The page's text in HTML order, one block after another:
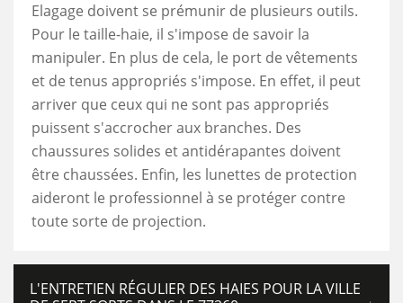
Elagage doivent se prémunir de plusieurs outils.
Pour le taille-haie, il s'impose de savoir la
manipuler. En plus de cela, le port de vêtements
et de tenus appropriés s'impose. En effet, il peut
arriver que ceux qui ne sont pas appropriés
puissent s'accrocher aux branches. Des
chaussures solides et antidérapantes doivent
être chaussées. Enfin, les lunettes de protection
aideront le professionnel à se protéger contre
toute sorte de projection.
L'ENTRETIEN RÉGULIER DES HAIES POUR LA VILLE